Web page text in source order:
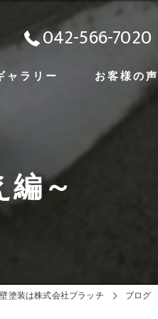
042-566-7020
コミ情報
判
客様の声
ャラリー お客様の声
～
塗装は株式会社ブラッチ ブログ